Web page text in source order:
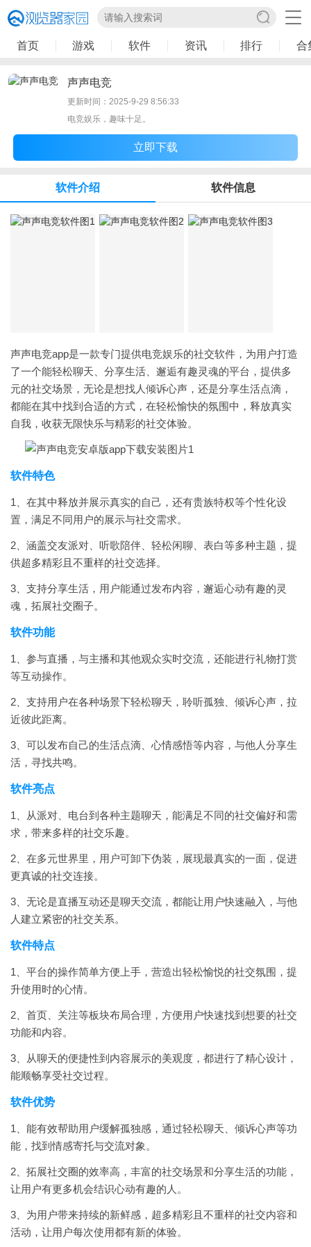
首页 游戏 软件 资讯 排行 合
声声电竞
更新时间：2025-9-29 8:56:33
电竞娱乐，趣味十足。
立即下载
软件介绍 软件信息
声声电竞app是一款专门提供电竞娱乐的社交软件，为用户打造
了一个能轻松聊天、分享生活、邂逅有趣灵魂的平台，提供多
元的社交场景，无论是想找人倾诉心声，还是分享生活点滴，
都能在其中找到合适的方式，在轻松愉快的氛围中，释放真实
自我，收获无限快乐与精彩的社交体验。
软件特色
1、在其中释放并展示真实的自己，还有贵族特权等个性化设
置，满足不同用户的展示与社交需求。
2、涵盖交友派对、听歌陪伴、轻松闲聊、表白等多种主题，提
供超多精彩且不重样的社交选择。
3、支持分享生活，用户能通过发布内容，邂逅心动有趣的灵
魂，拓展社交圈子。
软件功能
1、参与直播，与主播和其他观众实时交流，还能进行礼物打赏
等互动操作。
2、支持用户在各种场景下轻松聊天，聆听孤独、倾诉心声，拉
近彼此距离。
3、可以发布自己的生活点滴、心情感悟等内容，与他人分享生
活，寻找共鸣。
软件亮点
1、从派对、电台到各种主题聊天，能满足不同的社交偏好和需
求，带来多样的社交乐趣。
2、在多元世界里，用户可卸下伪装，展现最真实的一面，促进
更真诚的社交连接。
3、无论是直播互动还是聊天交流，都能让用户快速融入，与他
人建立紧密的社交关系。
软件特点
1、平台的操作简单方便上手，营造出轻松愉悦的社交氛围，提
升使用时的心情。
2、首页、关注等板块布局合理，方便用户快速找到想要的社交
功能和内容。
3、从聊天的便捷性到内容展示的美观度，都进行了精心设计，
能顺畅享受社交过程。
软件优势
1、能有效帮助用户缓解孤独感，通过轻松聊天、倾诉心声等功
能，找到情感寄托与交流对象。
2、拓展社交圈的效率高，丰富的社交场景和分享生活的功能，
让用户有更多机会结识心动有趣的人。
3、为用户带来持续的新鲜感，超多精彩且不重样的社交内容和
活动，让用户每次使用都有新的体验。